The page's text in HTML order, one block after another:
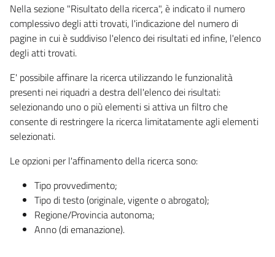
Nella sezione "Risultato della ricerca", è indicato il numero
complessivo degli atti trovati, l'indicazione del numero di
pagine in cui è suddiviso l'elenco dei risultati ed infine, l'elenco
degli atti trovati.
E' possibile affinare la ricerca utilizzando le funzionalità
presenti nei riquadri a destra dell'elenco dei risultati:
selezionando uno o più elementi si attiva un filtro che
consente di restringere la ricerca limitatamente agli elementi
selezionati.
Le opzioni per l'affinamento della ricerca sono:
Tipo provvedimento;
Tipo di testo (originale, vigente o abrogato);
Regione/Provincia autonoma;
Anno (di emanazione).